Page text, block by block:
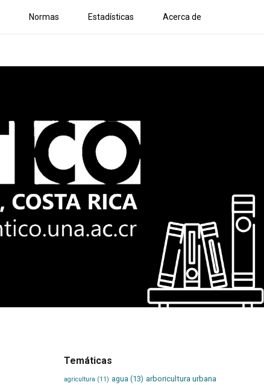
Normas Estadísticas Acerca de
Temáticas
agricultura (11) agua (13) arboricultura urbana